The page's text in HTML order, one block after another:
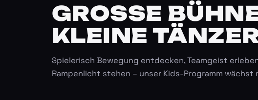
GROSSE BÜHNE
LEINE
Spielerisch Bewegung entdecken, Teamgeist
Rampenlicht stehen – unser Kids-Programm wächst